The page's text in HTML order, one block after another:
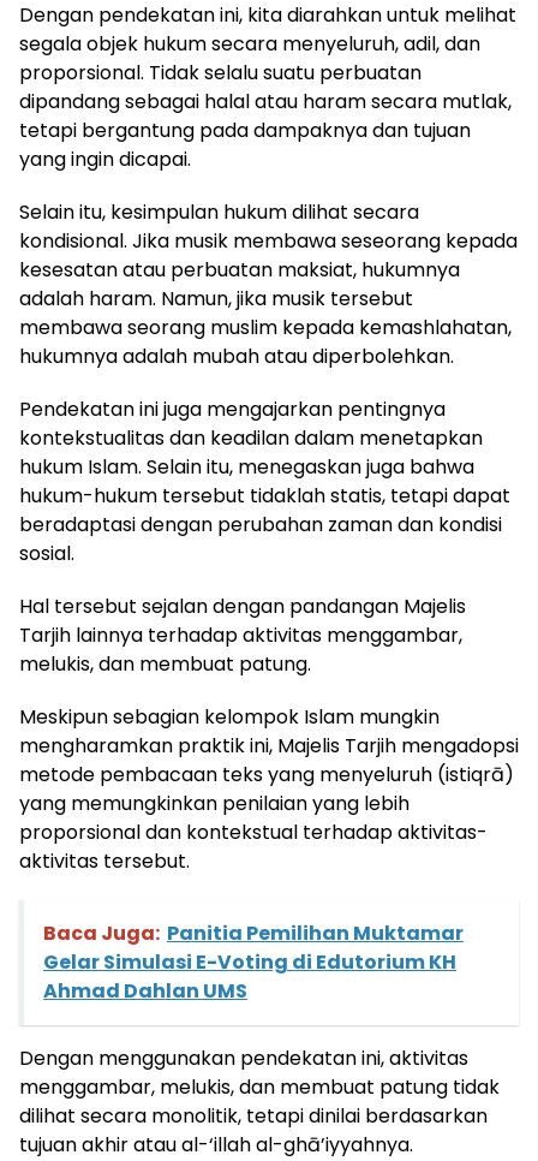
Dengan pendekatan ini, kita diarahkan untuk melihat
segala objek hukum secara menyeluruh, adil, dan
proporsional. Tidak selalu suatu perbuatan
dipandang sebagai halal atau haram secara mutlak,
tetapi bergantung pada dampaknya dan tujuan
yang ingin dicapai.
Selain itu, kesimpulan hukum dilihat secara
kondisional. Jika musik membawa seseorang kepada
kesesatan atau perbuatan maksiat, hukumnya
adalah haram. Namun, jika musik tersebut
membawa seorang muslim kepada kemashlahatan,
hukumnya adalah mubah atau diperbolehkan.
Pendekatan ini juga mengajarkan pentingnya
kontekstualitas dan keadilan dalam menetapkan
hukum Islam. Selain itu, menegaskan juga bahwa
hukum-hukum tersebut tidaklah statis, tetapi dapat
beradaptasi dengan perubahan zaman dan kondisi
sosial.
Hal tersebut sejalan dengan pandangan Majelis
Tarjih lainnya terhadap aktivitas menggambar,
melukis, dan membuat patung.
Meskipun sebagian kelompok Islam mungkin
mengharamkan praktik ini, Majelis Tarjih mengadopsi
metode pembacaan teks yang menyeluruh (istiqrā)
yang memungkinkan penilaian yang lebih
proporsional dan kontekstual terhadap aktivitas-
aktivitas tersebut.
Baca Juga: Panitia Pemilihan Muktamar
Gelar Simulasi E-Voting di Edutorium KH
Ahmad Dahlan UMS
Dengan menggunakan pendekatan ini, aktivitas
menggambar, melukis, dan membuat patung tidak
dilihat secara monolitik, tetapi dinilai berdasarkan
tujuan akhir atau al-‘illah al-ghā’iyyahnya.